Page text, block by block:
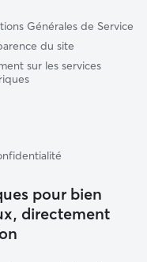
Générales de Service
du site
sur les services
pour bien
directement